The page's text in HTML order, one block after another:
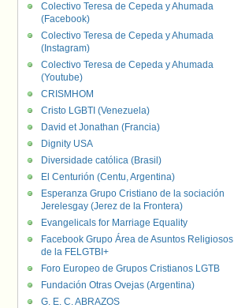
Colectivo Teresa de Cepeda y Ahumada
(Facebook)
Colectivo Teresa de Cepeda y Ahumada
(Instagram)
Colectivo Teresa de Cepeda y Ahumada
(Youtube)
CRISMHOM
Cristo LGBTI (Venezuela)
David et Jonathan (Francia)
Dignity USA
Diversidade católica (Brasil)
El Centurión (Centu, Argentina)
Esperanza Grupo Cristiano de la sociación
Jerelesgay (Jerez de la Frontera)
Evangelicals for Marriage Equality
Facebook Grupo Área de Asuntos Religiosos
de la FELGTBI+
Foro Europeo de Grupos Cristianos LGTB
Fundación Otras Ovejas (Argentina)
G. E. C. ABRAZOS